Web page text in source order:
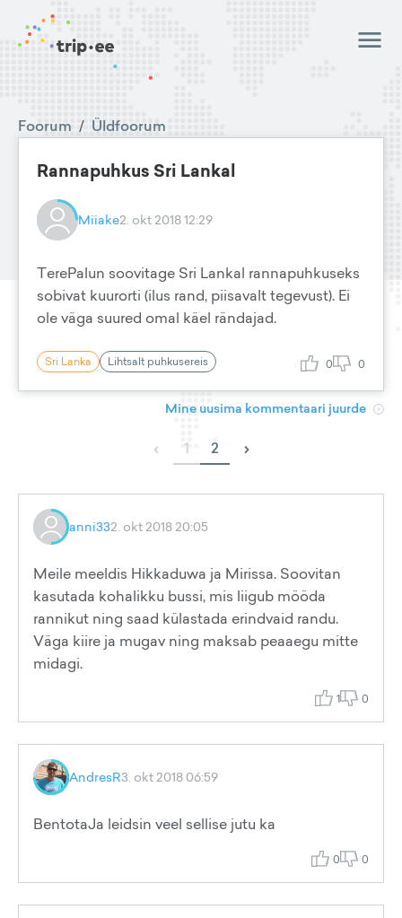
Foorum / Üldfoorum
Rannapuhkus Sri Lankal
Miiake2. okt 2018 12:29
TerePalun soovitage Sri Lankal rannapuhkuseks
sobivat kuurorti (ilus rand, piisavalt tegevust). Ei
ole väga suured omal käel rändajad.
Sri Lanka Lihtsalt puhkusereis 0 0
Mine uusima kommentaari juurde
‹ 1 2 ›
anni332. okt 2018 20:05
Meile meeldis Hikkaduwa ja Mirissa. Soovitan
kasutada kohalikku bussi, mis liigub mööda
rannikut ning saad külastada erindvaid randu.
Väga kiire ja mugav ning maksab peaaegu mitte
midagi.
1 0
AndresR3. okt 2018 06:59
BentotaJa leidsin veel sellise jutu ka
0 0